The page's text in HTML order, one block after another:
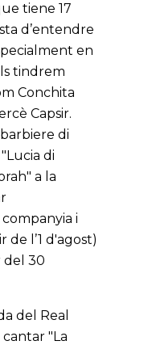
tiene 17
d’entendre
en
tindrem
Conchita
Capsir.
di
di
a la
i
l’1 d'agost)
del 30
del Real
"La